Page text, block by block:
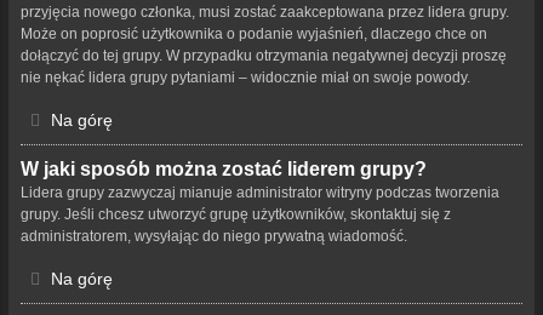
przyjęcia nowego członka, musi zostać zaakceptowana przez lidera grupy.
Może on poprosić użytkownika o podanie wyjaśnień, dlaczego chce on
dołączyć do tej grupy. W przypadku otrzymania negatywnej decyzji proszę
nie nękać lidera grupy pytaniami – widocznie miał on swoje powody.
Na górę
W jaki sposób można zostać liderem grupy?
Lidera grupy zazwyczaj mianuje administrator witryny podczas tworzenia
grupy. Jeśli chcesz utworzyć grupę użytkowników, skontaktuj się z
administratorem, wysyłając do niego prywatną wiadomość.
Na górę